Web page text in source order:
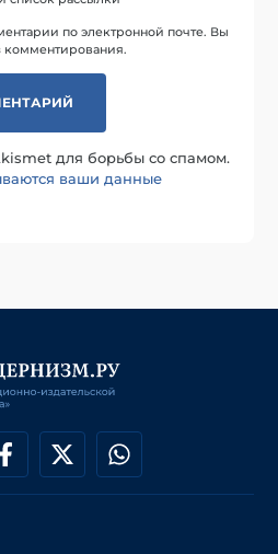
по электронной почте. Вы
комментирования.
для борьбы со спамом.
ваши данные